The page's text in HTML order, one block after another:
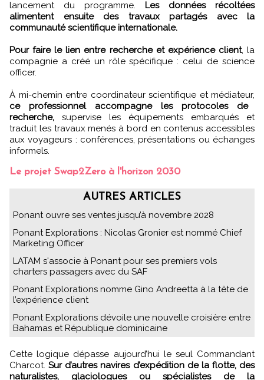
lancement du programme. Les données récoltées
alimentent ensuite des travaux partagés avec la
communauté scientifique internationale.
Pour faire le lien entre recherche et expérience client, la
compagnie a créé un rôle spécifique : celui de science
officer.
À mi-chemin entre coordinateur scientifique et médiateur,
ce professionnel accompagne les protocoles de
recherche, supervise les équipements embarqués et
traduit les travaux menés à bord en contenus accessibles
aux voyageurs : conférences, présentations ou échanges
informels.
Le projet Swap2Zero à l'horizon 2030
AUTRES ARTICLES
Ponant ouvre ses ventes jusqu’à novembre 2028
Ponant Explorations : Nicolas Gronier est nommé Chief
Marketing Officer
LATAM s'associe à Ponant pour ses premiers vols
charters passagers avec du SAF
Ponant Explorations nomme Gino Andreetta à la tête de
l’expérience client
Ponant Explorations dévoile une nouvelle croisière entre
Bahamas et République dominicaine
Cette logique dépasse aujourd’hui le seul Commandant
Charcot.Sur d’autres navires d’expédition de la flotte, des
naturalistes, glaciologues ou spécialistes de la